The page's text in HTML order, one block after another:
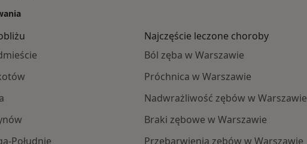
Południe
Najczęście leczone choroby
Ból zęba w Warszawie
Próchnica w Warszawie
Nadwrażliwość zębów w Warszawie
Braki zębowe w Warszawie
Przebarwienia zębów w Warszawie